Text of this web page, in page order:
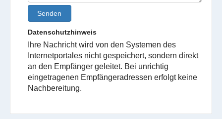
Senden
Datenschutzhinweis
Ihre Nachricht wird von den Systemen des
Internetportales nicht gespeichert, sondern direkt
an den Empfänger geleitet. Bei unrichtig
eingetragenen Empfängeradressen erfolgt keine
Nachbereitung.